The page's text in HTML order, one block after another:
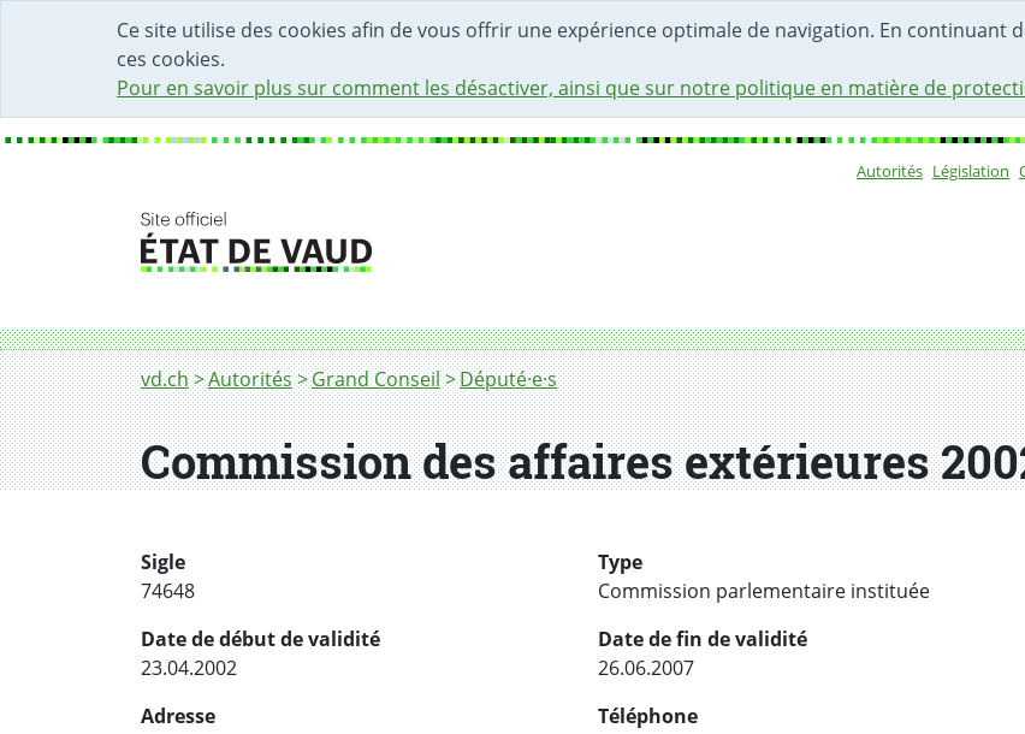
Ce site utilise des cookies afin de vous offrir une expérience optimale de navigation. En continuant
ces cookies.
Pour en savoir plus sur comment les désactiver, ainsi que sur notre politique en matière de
DÉBUT DU CONTENU DE LA PAGE
ACCÈS AU CHAMP DE RECHERCHE
PAGE D'ACCUEIL
FORMULAIRE DE CONTACT
Autorités Législation
Fil d'Ariane
vd.ch Autorités Grand Conseil Député·e·s
Commission des affaires extérieures
Sigle
74648
Type
Commission parlementaire instituée
Date de début de validité
23.04.2002
Date de fin de validité
26.06.2007
Adresse
Téléphone